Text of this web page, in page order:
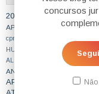
concursos
2015APROVAÇÃO 2016
APROVAÇÃO
27CPR 28
cpr
HUMOR
ADVOCACIA
ALIMENTOS ANALISTA
ANTICRIME
APROVADO